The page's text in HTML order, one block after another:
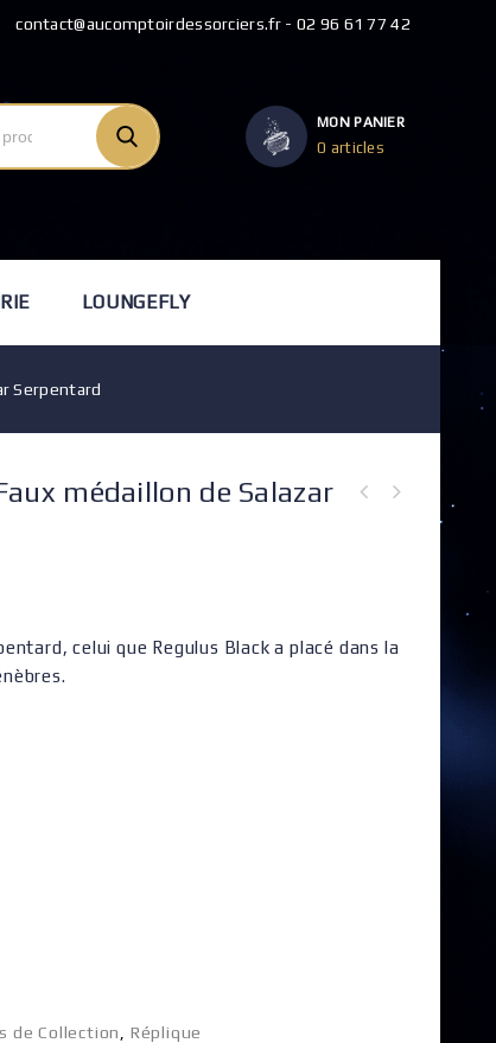
contact@aucomptoirdessorciers.fr - 02 96 61 77 42
MON PANIER
0 articles
LOUNGEFLY
Serpentard
médaillon de Salazar
celui que Regulus Black a placé dans la
de Collection Réplique